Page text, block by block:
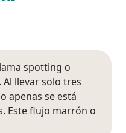
spotting o
llevar solo tres
apenas se está
Este flujo marrón o